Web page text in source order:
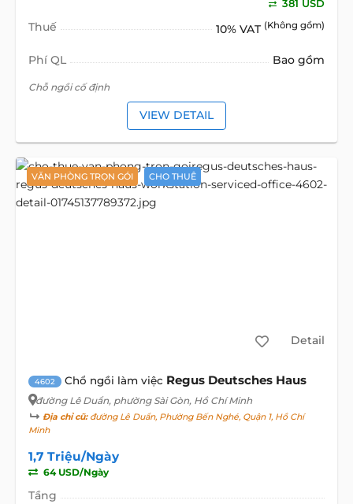
381 USD
Thuế 10% VAT (Không gồm)
Phí QL Bao gồm
Chỗ ngồi cố định
VIEW DETAIL
VĂN PHÒNG TRỌN GÓI CHO THUÊ
Detail
4602 Chổ ngồi làm việc Regus Deutsches Haus
đường Lê Duẩn, phường Sài Gòn, Hồ Chí Minh
Địa chỉ cũ:đường Lê Duẩn, Phường Bến Nghé, Quận 1, Hồ Chí
Minh
1,7 Triệu/Ngày
64 USD/Ngày
Tầng